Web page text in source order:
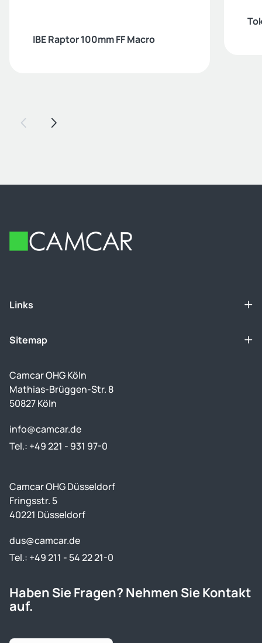
IBE Raptor 100mm FF Macro
Footer
Links
Sitemap
Camcar OHG Köln
Mathias-Brüggen-Str. 8
50827 Köln
info@camcar.de
Tel.: +49 221 - 931 97-0
Camcar OHG Düsseldorf
Fringsstr. 5
40221 Düsseldorf
dus@camcar.de
Tel.: +49 211 - 54 22 21-0
Haben Sie Fragen? Nehmen Sie Kontakt
auf.